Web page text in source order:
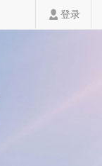
登录